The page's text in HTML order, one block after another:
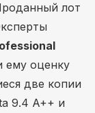
лот
ему оценку
две копии
9.4 A++ и